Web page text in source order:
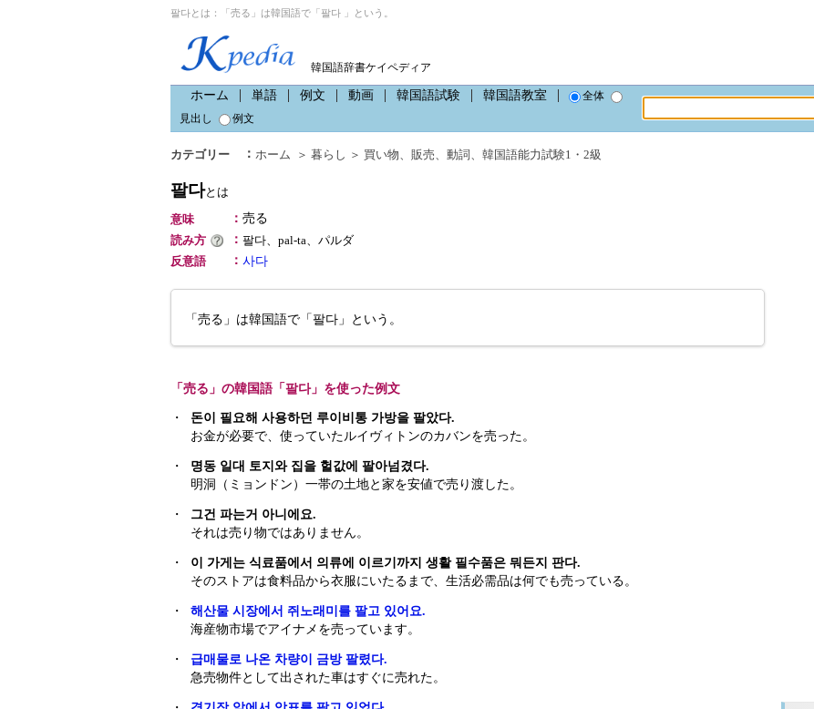
팔다とは：「売る」は韓国語で「팔다 」という。
韓国語辞書ケイペディア
ホーム 単語 例文 動画 韓国語試験 韓国語教室
全体
見出し
例文
カテゴリー ： ホーム ＞ 暮らし ＞ 買い物、 販売、 動詞 、 韓国語能力試験1・2級
팔다とは
意味
： 売る
読み方
： 팔다、pal-ta、パルダ
反意語
： 사다
「売る」は韓国語で「팔다」という。
「売る」の韓国語「팔다」を使った例文
・
돈이 필요해 사용하던 루이비통 가방을 팔았다.
お金が必要で、使っていたルイヴィトンのカバンを売った。
・
명동 일대 토지와 집을 헐값에 팔아넘겼다.
明洞（ミョンドン）一帯の土地と家を安値で売り渡した。
・
그건 파는거 아니에요.
それは売り物ではありません。
・
이 가게는 식료품에서 의류에 이르기까지 생활 필수품은 뭐든지 판다.
そのストアは食料品から衣服にいたるまで、生活必需品は何でも売っている。
・
해산물 시장에서 쥐노래미를 팔고 있어요.
海産物市場でアイナメを売っています。
・
급매물로 나온 차량이 금방 팔렸다.
急売物件として出された車はすぐに売れた。